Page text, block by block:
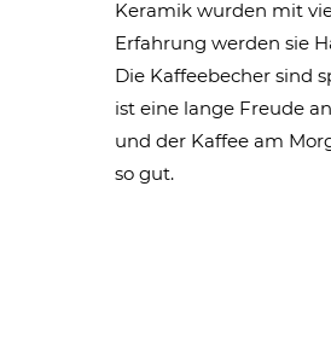
Keramik wurden mit
Erfahrung werden sie
Die Kaffeebecher sind
ist eine lange Freude
und der Kaffee am
so gut.